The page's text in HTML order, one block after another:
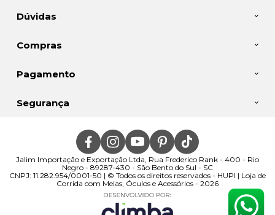
Dúvidas
Compras
Pagamento
Segurança
Jalim Importação e Exportação Ltda, Rua Frederico Rank - 400 - Rio
Negro - 89287-430 - São Bento do Sul - SC
CNPJ: 11.282.954/0001-50 | © Todos os direitos reservados - HUPI | Loja de
Corrida com Meias, Óculos e Acessórios - 2026